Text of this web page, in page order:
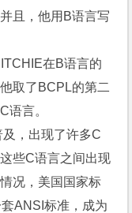
且，他用B语言写
在B语言的
取了BCPL的第二
语言。
，出现了许多C
些C语言之间出现
况，美国国家标
ANSI标准，成为